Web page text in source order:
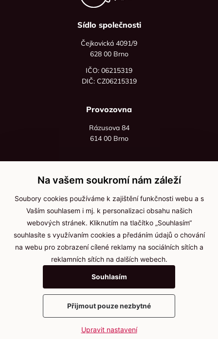
Sídlo společnosti
Čejkovická 4091/9
628 00 Brno
IČO: 06215319
DIČ: CZ06215319
Provozovna
Rázusova 84
614 00 Brno
+420 736 535 066
Po - pá: 8:00 - 16:00
info@jma-kam.cz
Důležité informace
Ochrana osobních údajů
Cookies
2025 © Kameníčci s.r.o.
VytvořilwebProgress
Na vašem soukromí nám záleží
Soubory cookies používáme k zajištění funkčnosti webu a s
Vaším souhlasem i mj. k personalizaci obsahu našich
webových stránek. Kliknutím na tlačítko „Souhlasím“
souhlasíte s využívaním cookies a předáním údajů o chování
na webu pro zobrazení cílené reklamy na sociálních sítích a
reklamních sítích na dalších webech.
Souhlasím
Přijmout pouze nezbytné
Upravit nastavení